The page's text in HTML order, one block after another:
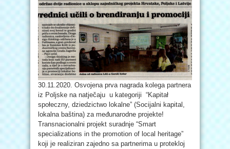
30.11.2020. Osvojena prva nagrada kolega partnera
iz Poljske na natječaju u kategoriji “Kapitał
społeczny, dziedzictwo lokalne” (Socijalni kapital,
lokalna baština) za međunarodne projekte!
Transnacionalni projekt suradnje “Smart
specializations in the promotion of local heritage”
koji je realiziran zajedno sa partnerima u protekloj